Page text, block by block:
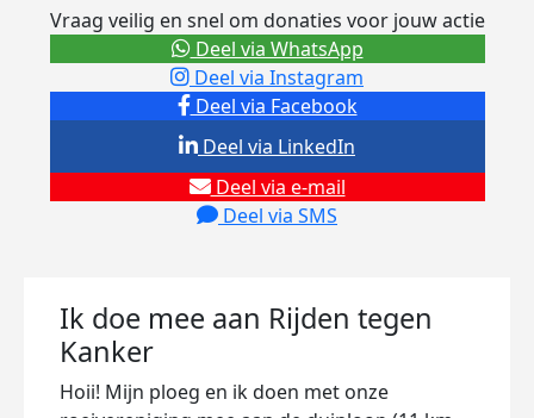
Vraag veilig en snel om donaties voor jouw actie
Deel via Facebook
Deel via Instagram
Deel via e-mail
Deel via SMS
Deel via LinkedIn
Deel via WhatsApp
Ik doe mee aan Rijden tegen
Kanker
Hoii! Mijn ploeg en ik doen met onze